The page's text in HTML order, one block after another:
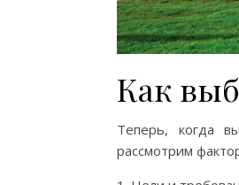
Как
Теперь, когда
рассмотрим